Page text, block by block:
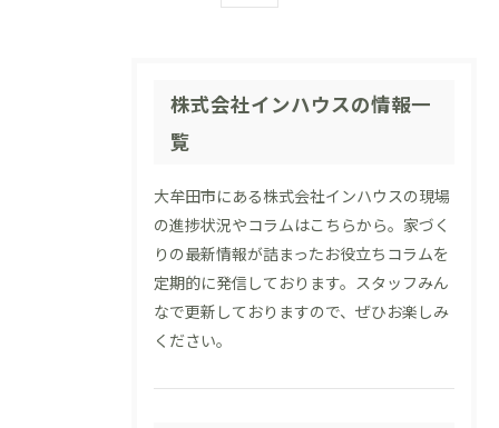
株式会社インハウスの情報一
覧
大牟田市にある株式会社インハウスの現場
の進捗状況やコラムはこちらから。家づく
りの最新情報が詰まったお役立ちコラムを
定期的に発信しております。スタッフみん
なで更新しておりますので、ぜひお楽しみ
ください。